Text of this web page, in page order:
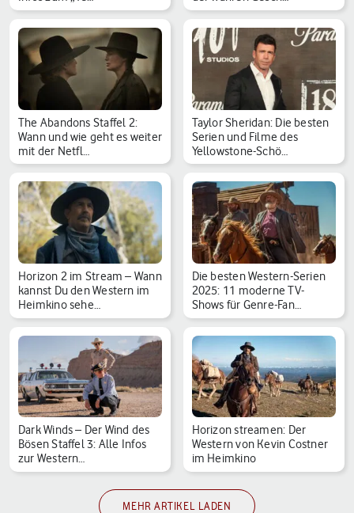
The Abandons Staffel 2:
Wann und wie geht es weiter
mit der Netfl…
Taylor Sheridan: Die besten
Serien und Filme des
Yellowstone-Schö…
Horizon 2 im Stream – Wann
kannst Du den Western im
Heimkino sehe…
Die besten Western-Serien
2025: 11 moderne TV-
Shows für Genre-Fan…
Dark Winds – Der Wind des
Bösen Staffel 3: Alle Infos
zur Western…
Horizon streamen: Der
Western von Kevin Costner
im Heimkino
MEHR ARTIKEL LADEN